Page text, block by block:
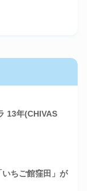
13年(CHIVAS
ちご館窪田」が